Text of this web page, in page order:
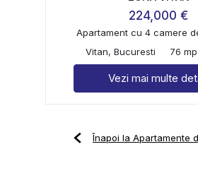
224,000 €
Apartament cu 4 camere
Vitan, Bucuresti
76 mp
Vezi mai multe
Înapoi la Apartamente